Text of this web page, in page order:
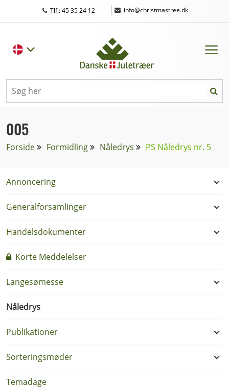
Tlf.: 45 35 24 12 | info@christmastree.dk
005
Forside Formidling Nåledrys PS Nåledrys nr. 5
Annoncering
Generalforsamlinger
Handelsdokumenter
Korte Meddelelser
Langesømesse
Nåledrys
Publikationer
Sorteringsmøder
Temadage